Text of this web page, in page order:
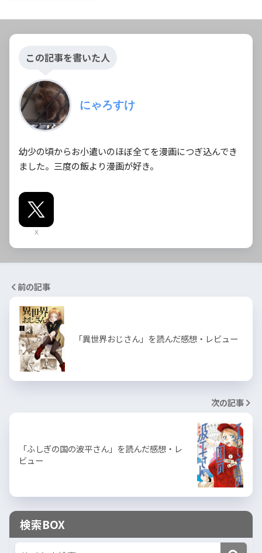
この記事を書いた人
にゃろすけ
幼少の頃からお小遣いのほぼ全てを漫画につぎ込んでき
ました。三度の飯より漫画が好き。
X
前の記事
「異世界おじさん」を読んだ感想・レビュー
次の記事
「ふしぎの国の波平さん」を読んだ感想・レ
ビュー
検索BOX